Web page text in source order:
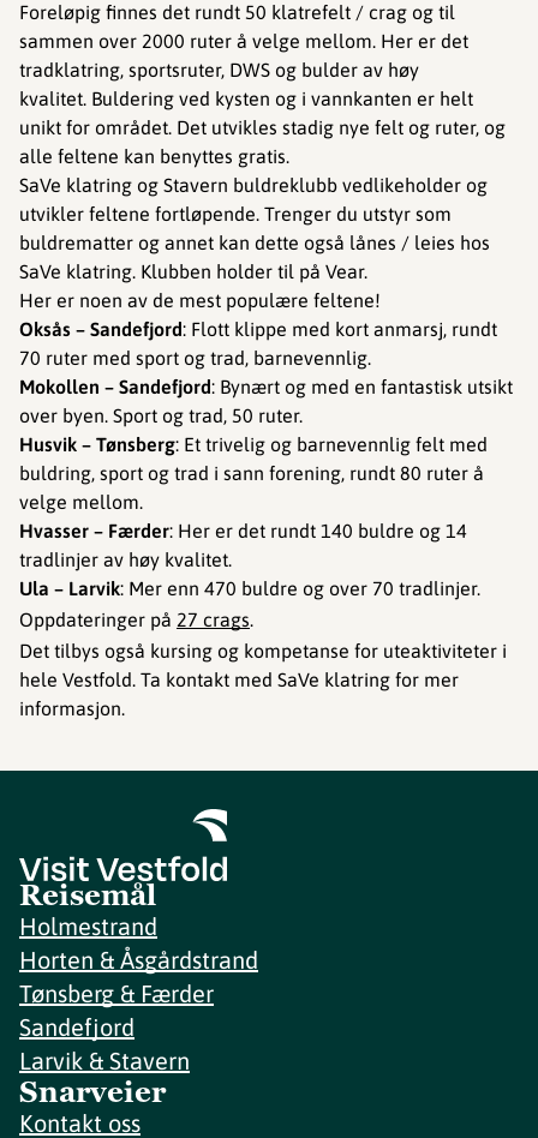
Foreløpig finnes det rundt 50 klatrefelt / crag og til
sammen over 2000 ruter å velge mellom. Her er det
tradklatring, sportsruter, DWS og bulder av høy
kvalitet. Buldering ved kysten og i vannkanten er helt
unikt for området. Det utvikles stadig nye felt og ruter, og
alle feltene kan benyttes gratis.
SaVe klatring og Stavern buldreklubb vedlikeholder og
utvikler feltene fortløpende. Trenger du utstyr som
buldrematter og annet kan dette også lånes / leies hos
SaVe klatring. Klubben holder til på Vear.
Her er noen av de mest populære feltene!
Oksås – Sandefjord: Flott klippe med kort anmarsj, rundt
70 ruter med sport og trad, barnevennlig.
Mokollen – Sandefjord: Bynært og med en fantastisk utsikt
over byen. Sport og trad, 50 ruter.
Husvik – Tønsberg: Et trivelig og barnevennlig felt med
buldring, sport og trad i sann forening, rundt 80 ruter å
velge mellom.
Hvasser – Færder: Her er det rundt 140 buldre og 14
tradlinjer av høy kvalitet.
Ula – Larvik: Mer enn 470 buldre og over 70 tradlinjer.
Oppdateringer på 27 crags.
Det tilbys også kursing og kompetanse for uteaktiviteter i
hele Vestfold. Ta kontakt med SaVe klatring for mer
informasjon.
Reisemål
Holmestrand
Horten & Åsgårdstrand
Tønsberg & Færder
Sandefjord
Larvik & Stavern
Snarveier
Kontakt oss